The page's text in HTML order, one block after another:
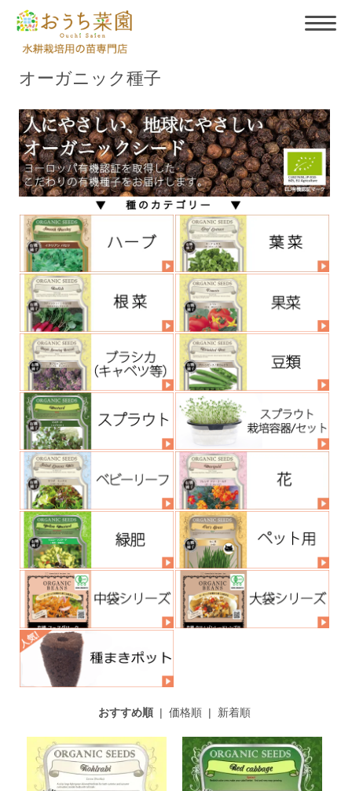
オーガニック種子
おすすめ順| 価格順| 新着順